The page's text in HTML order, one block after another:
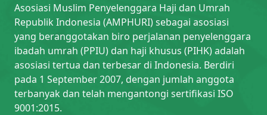
Asosiasi Muslim Penyelenggara Haji dan Umrah
Republik Indonesia (AMPHURI) sebagai asosiasi
yang beranggotakan biro perjalanan penyelenggara
ibadah umrah (PPIU) dan haji khusus (PIHK) adalah
asosiasi tertua dan terbesar di Indonesia. Berdiri
pada 1 September 2007, dengan jumlah anggota
terbanyak dan telah mengantongi sertifikasi ISO
9001:2015.